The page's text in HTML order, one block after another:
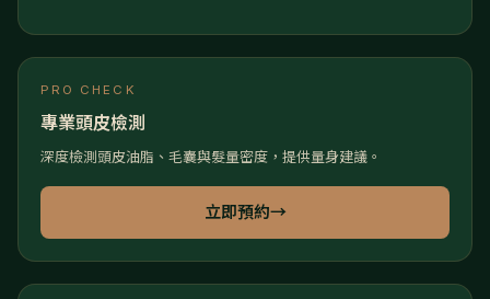
PRO CHECK
專業頭皮檢測
深度檢測頭皮油脂、毛囊與髮量密度，提供量身建議。
立即預約→